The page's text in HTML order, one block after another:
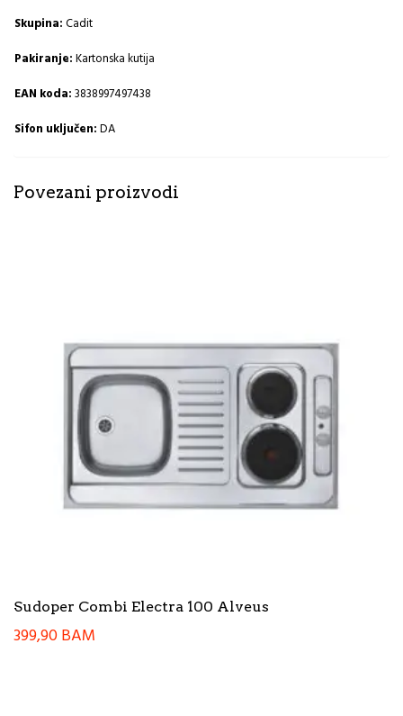
Skupina:Cadit
Pakiranje:Kartonska kutija
EAN koda:3838997497438
Sifon uključen:DA
Povezani proizvodi
Sudoper Combi Electra 100 Alveus
399,90BAM